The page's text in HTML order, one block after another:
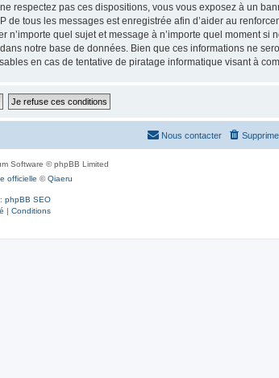
respectez pas ces dispositions, vous vous exposez à un
tous les messages est enregistrée afin d’aider au
quel sujet et message à n’importe quel moment si
notre base de données. Bien que ces informations ne
en cas de tentative de piratage informatique visant à
Nous contacter
Software © phpBB Limited
officielle ©Qiaeru
phpBB SEO
| Conditions